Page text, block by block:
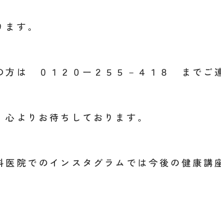
す。
方は ０１２０ー２５５－４１８ までご連
よりお待ちしております。
医院でのインスタグラムでは今後の健康講